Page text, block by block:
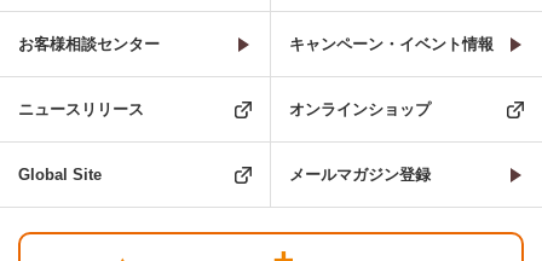
お客様相談センター キャンペーン・イベント情報
ニュースリリース オンラインショップ
Global Site メールマガジン登録